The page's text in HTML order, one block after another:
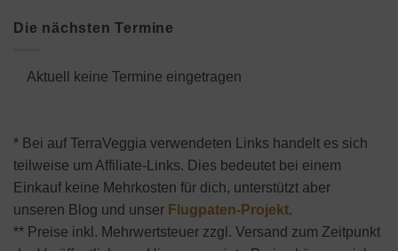
Die nächsten Termine
Aktuell keine Termine eingetragen
* Bei auf TerraVeggia verwendeten Links handelt es sich
teilweise um Affiliate-Links. Dies bedeutet bei einem
Einkauf keine Mehrkosten für dich, unterstützt aber
unseren Blog und unser Flugpaten-Projekt.
** Preise inkl. Mehrwertsteuer zzgl. Versand zum Zeitpunkt